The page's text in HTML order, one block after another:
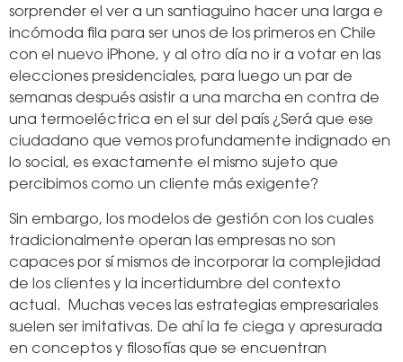
sorprender el ver a un santiaguino hacer una larga e
incómoda fila para ser unos de los primeros en Chile
con el nuevo iPhone, y al otro día no ir a votar en las
elecciones presidenciales, para luego un par de
semanas después asistir a una marcha en contra de
una termoeléctrica en el sur del país ¿Será que ese
ciudadano que vemos profundamente indignado en
lo social, es exactamente el mismo sujeto que
percibimos como un cliente más exigente?
Sin embargo, los modelos de gestión con los cuales
tradicionalmente operan las empresas no son
capaces por sí mismos de incorporar la complejidad
de los clientes y la incertidumbre del contexto
actual. Muchas veces las estrategias empresariales
suelen ser imitativas. De ahí la fe ciega y apresurada
en conceptos y filosofías que se encuentran